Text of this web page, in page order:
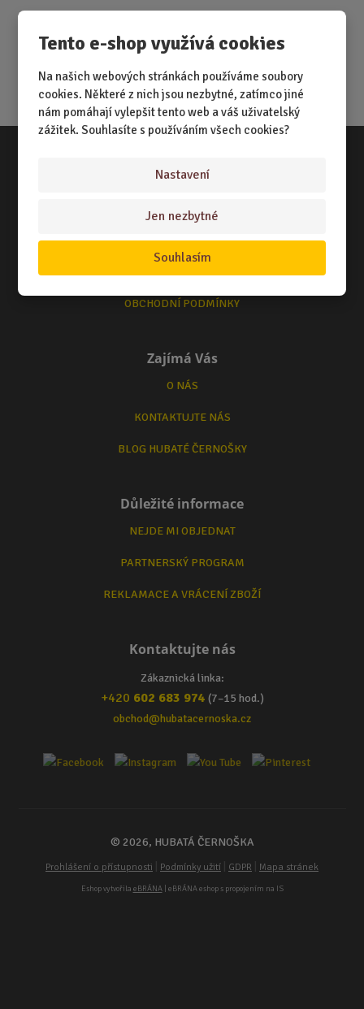
Tento e-shop využívá cookies
Na našich webových stránkách používáme soubory
cookies. Některé z nich jsou nezbytné, zatímco jiné
nám pomáhají vylepšit tento web a váš uživatelský
zážitek. Souhlasíte s používáním všech cookies?
Nastavení
Jen nezbytné
Souhlasím
Vše o nákupu
NÁKUPNÍ RÁDCE
TERMÍNY ODESLÁNÍ ZBOŽÍ
OBCHODNÍ PODMÍNKY
Zajímá Vás
O NÁS
KONTAKTUJTE NÁS
BLOG HUBATÉ ČERNOŠKY
Důležité informace
NEJDE MI OBJEDNAT
PARTNERSKÝ PROGRAM
REKLAMACE A VRÁCENÍ ZBOŽÍ
Kontaktujte nás
Zákaznická linka:
+420 602 683 974 (7–15 hod.)
obchod@hubatacernoska.cz
© 2026, HUBATÁ ČERNOŠKA
Prohlášení o přístupnosti Podmínky užití GDPR Mapa stránek
Eshop vytvořila eBRÁNA| eBRÁNA eshop s propojením na IS